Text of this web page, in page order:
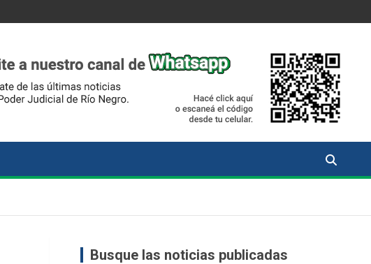
Busque las noticias publicadas